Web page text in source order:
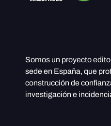
Somos un proyecto
sede en España, que
construcción de
investigación e